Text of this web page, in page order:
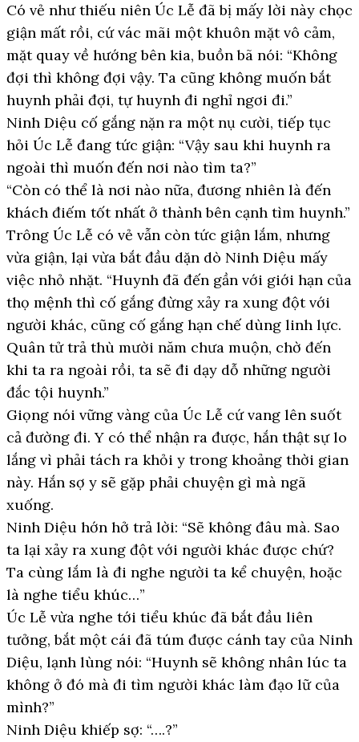
Có vẻ như thiếu niên Úc Lễ đã bị mấy lời này chọc
giận mất rồi, cứ vác mãi một khuôn mặt vô cảm,
mặt quay về hướng bên kia, buồn bã nói: “Không
đợi thì không đợi vậy. Ta cũng không muốn bắt
huynh phải đợi, tự huynh đi nghỉ ngơi đi.”
Ninh Diệu cố gắng nặn ra một nụ cười, tiếp tục
hỏi Úc Lễ đang tức giận: “Vậy sau khi huynh ra
ngoài thì muốn đến nơi nào tìm ta?”
“Còn có thể là nơi nào nữa, đương nhiên là đến
khách điếm tốt nhất ở thành bên cạnh tìm huynh.”
Trông Úc Lễ có vẻ vẫn còn tức giận lắm, nhưng
vừa giận, lại vừa bắt đầu dặn dò Ninh Diệu mấy
việc nhỏ nhặt. “Huynh đã đến gần với giới hạn của
thọ mệnh thì cố gắng đừng xảy ra xung đột với
người khác, cũng cố gắng hạn chế dùng linh lực.
Quân tử trả thù mười năm chưa muộn, chờ đến
khi ta ra ngoài rồi, ta sẽ đi dạy dỗ những người
đắc tội huynh.”
Giọng nói vững vàng của Úc Lễ cứ vang lên suốt
cả đường đi. Y có thể nhận ra được, hắn thật sự lo
lắng vì phải tách ra khỏi y trong khoảng thời gian
này. Hắn sợ y sẽ gặp phải chuyện gì mà ngã
xuống.
Ninh Diệu hớn hở trả lời: “Sẽ không đâu mà. Sao
ta lại xảy ra xung đột với người khác được chứ?
Ta cùng lắm là đi nghe người ta kể chuyện, hoặc
là nghe tiểu khúc…”
Úc Lễ vừa nghe tới tiểu khúc đã bắt đầu liên
tưởng, bắt một cái đã túm được cánh tay của Ninh
Diệu, lạnh lùng nói: “Huynh sẽ không nhân lúc ta
không ở đó mà đi tìm người khác làm đạo lữ của
mình?”
Ninh Diệu khiếp sợ: “….?”